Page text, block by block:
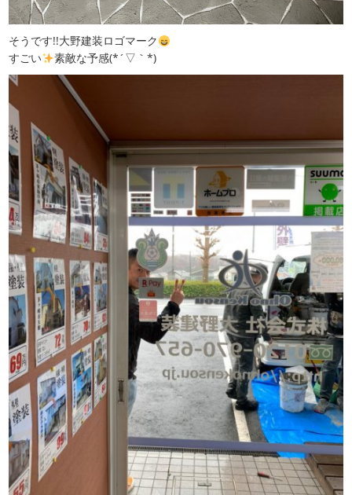
そうです!!大野建装ロゴマーク
すごい
素敵な予感(*´▽｀*)